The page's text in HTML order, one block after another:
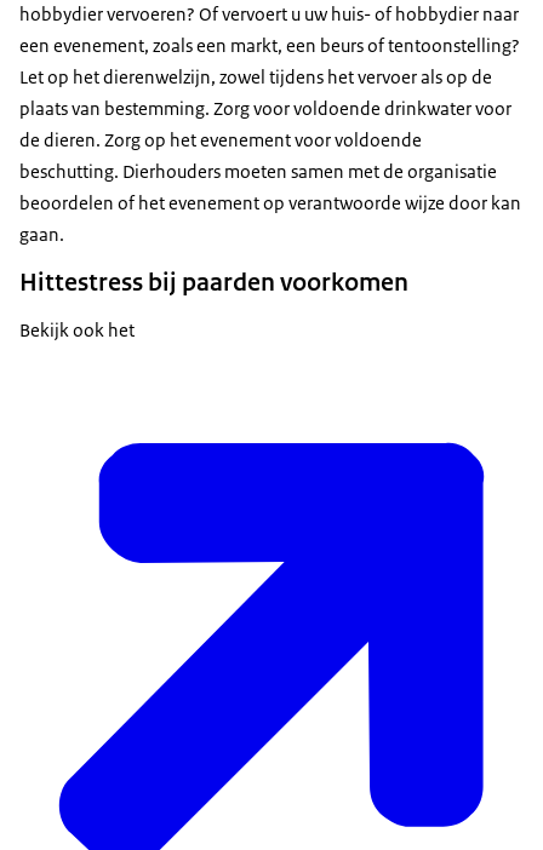
hobbydier vervoeren? Of vervoert u uw huis- of hobbydier naar
een evenement, zoals een markt, een beurs of tentoonstelling?
Let op het dierenwelzijn, zowel tijdens het vervoer als op de
plaats van bestemming. Zorg voor voldoende drinkwater voor
de dieren. Zorg op het evenement voor voldoende
beschutting. Dierhouders moeten samen met de organisatie
beoordelen of het evenement op verantwoorde wijze door kan
gaan.
Hittestress bij paarden voorkomen
Bekijk ook het